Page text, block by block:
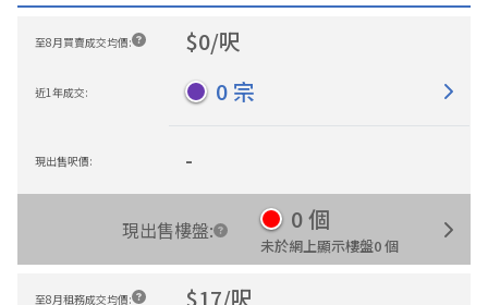
至8月買賣成交均價: $0/呎
近1年成交: 0 宗
現出售呎價: -
現出售樓盤: 0個
未於網上顯示樓盤0個
至8月租務成交均價: $17/呎